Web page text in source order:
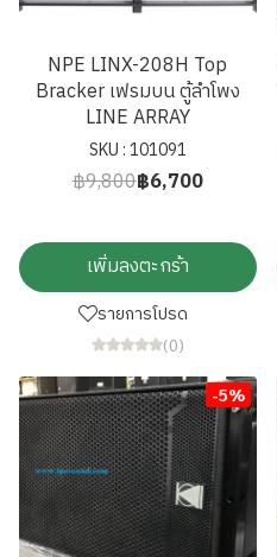
NPE LINX-208H Top
Bracker เฟรมบน ตู้ลำโพง
LINE ARRAY
SKU : 101091
฿9,800฿6,700
เพิ่มลงตะกร้า
รายการโปรด
(0)
-5%